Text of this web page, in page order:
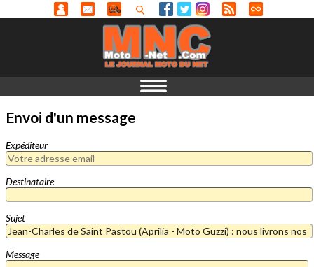
Envoi d'un message
Expéditeur
Destinataire
Sujet
Message